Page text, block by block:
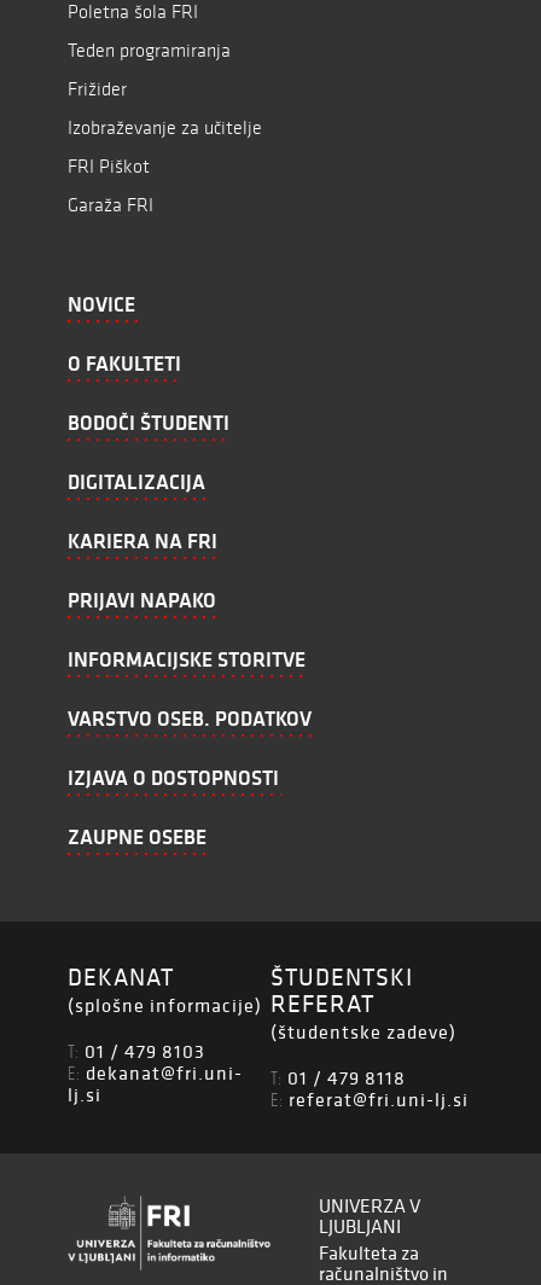
Poletna šola FRI
Teden programiranja
Frižider
Izobraževanje za učitelje
FRI Piškot
Garaža FRI
NOVICE
O FAKULTETI
BODOČI ŠTUDENTI
DIGITALIZACIJA
KARIERA NA FRI
PRIJAVI NAPAKO
INFORMACIJSKE STORITVE
VARSTVO OSEB. PODATKOV
IZJAVA O DOSTOPNOSTI
ZAUPNE OSEBE
DEKANAT
(splošne informacije)
T: 01 / 479 8103
E: dekanat@fri.uni-
lj.si
ŠTUDENTSKI
REFERAT
(študentske zadeve)
T: 01 / 479 8118
E: referat@fri.uni-lj.si
UNIVERZA V
LJUBLJANI
Fakulteta za
računalništvo in